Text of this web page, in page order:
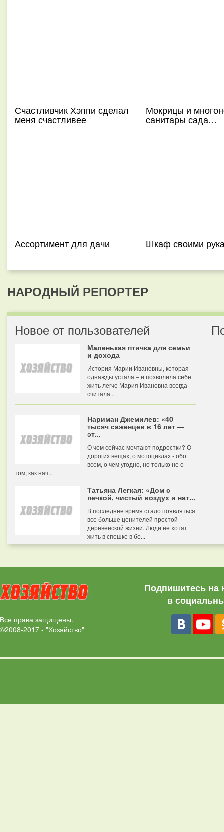
Счастливчик Хэппи сделал
меня счастливее
Мокрицы и
санитары сада…
Ассортимент для дачи Шкаф своими
НАРОДНЫЙ РЕПОРТЕР
Новое от пользователей
Маленькая птичка для семьи
и дохода
История Марии Ивановны, которая
однажды устала – и позволила себе
жить легче Мария Ивановна всегда
считала...
Нариман Джемилев: «40
тысяч саженцев в 16 лет —
эт...
О чем сейчас мечтают подростки? О
дорогих вещах, о мотоциклах - обо
всем, о чем угодно, но только не о
том, как нач...
Татьяна Легкая: «Дом с
печкой, чистый воздух и нат...
В последнее время стало появляться
все больше ценителей простой
деревенской жизни. Люди не хотят
жить в спешке в бо...
Все права защищены.
©2008-2017 - "Хозяйство"
Подпишитесь на
в